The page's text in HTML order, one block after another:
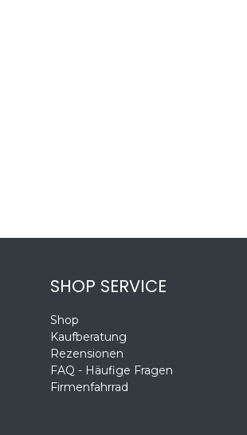
SHOP SERVICE
Shop
Kaufberatung
Rezensionen
FAQ - Häufige Fragen
Firmenfahrrad